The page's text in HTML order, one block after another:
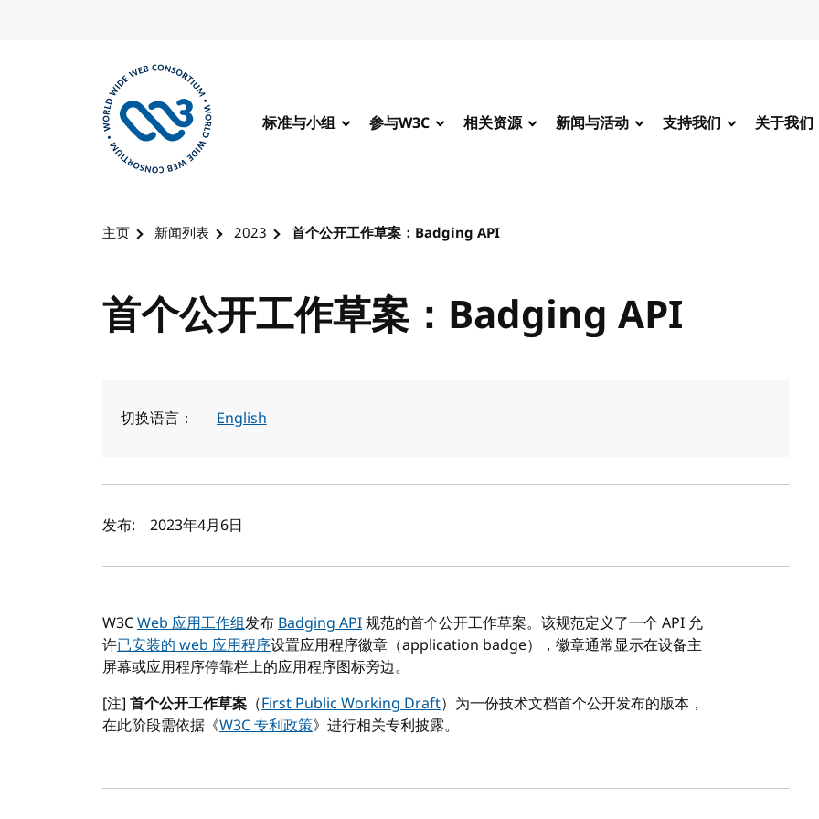
标准与小组 参与W3C 相关资源 新闻与活动 支持我们 关于我们
主页 新闻列表 2023 首个公开工作草案：Badging API
首个公开工作草案：Badging API
切换语言： English
作者及发布日期
发布: 2023年4月6日
W3CWeb 应用工作组发布Badging API规范的首个公开工作草案。该规范定义了一个 API 允
许已安装的 web 应用程序设置应用程序徽章（application badge），徽章通常显示在设备主
屏幕或应用程序停靠栏上的应用程序图标旁边。
[注] 首个公开工作草案 （First Public Working Draft）为一份技术文档首个公开发布的版本，
在此阶段需依据《W3C 专利政策》进行相关专利披露。